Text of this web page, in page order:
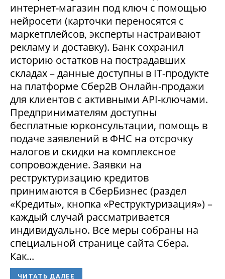
интернет-магазин под ключ с помощью
нейросети (карточки переносятся с
маркетплейсов, эксперты настраивают
рекламу и доставку). Банк сохранил
историю остатков на пострадавших
складах – данные доступны в IT-продукте
на платформе Сбер2В Онлайн-продажи
для клиентов с активными API-ключами.
Предпринимателям доступны
бесплатные юрконсультации, помощь в
подаче заявлений в ФНС на отсрочку
налогов и скидки на комплексное
сопровождение. Заявки на
реструктуризацию кредитов
принимаются в СберБизнес (раздел
«Кредиты», кнопка «Реструктуризация») –
каждый случай рассматривается
индивидуально. Все меры собраны на
специальной странице сайта Сбера.
Как...
ЧИТАТЬ ДАЛЕЕ